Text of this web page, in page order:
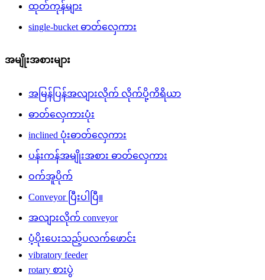
ထုတ်ကုန်များ
single-bucket ဓာတ်လှေကား
အမျိုးအစားများ
အမြန်ပြန်အလျားလိုက် လိုက်ပို့ကိရိယာ
ဓာတ်လှေကားပုံး
inclined ပုံးဓာတ်လှေကား
ပန်းကန်အမျိုးအစား ဓာတ်လှေကား
ဝက်အူပိုက်
Conveyor ပြီးပါပြီ။
အလျားလိုက် conveyor
ပံ့ပိုးပေးသည့်ပလက်ဖောင်း
vibratory feeder
rotary စားပွဲ